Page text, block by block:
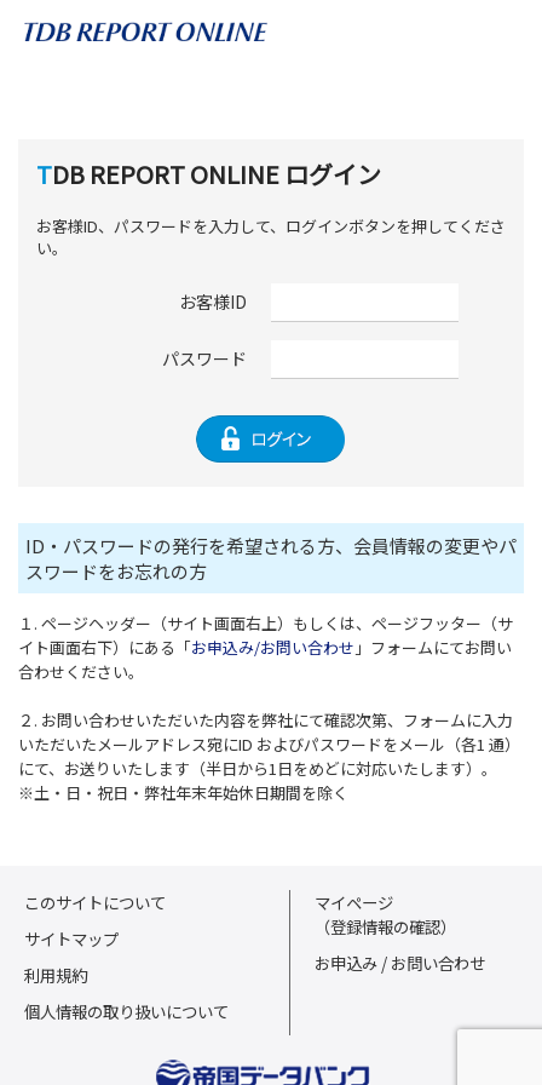
TDB REPORT ONLINE ログイン
お客様ID、パスワードを入力して、ログインボタンを押してくださ
い。
お客様ID
パスワード
ID・パスワードの発行を希望される方、会員情報の変更やパ
スワードをお忘れの方
１. ページヘッダー（サイト画面右上）もしくは、ページフッター（サ
イト画面右下）にある「お申込み/お問い合わせ 」フォームにてお問い
合わせください。
２. お問い合わせいただいた内容を弊社にて確認次第、フォームに入力
いただいたメールアドレス宛にID およびパスワードをメール（各1 通）
にて、お送りいたします（半日から1日をめどに対応いたします）。
※土・日・祝日・弊社年末年始休日期間を除く
このサイトについて
サイトマップ
利用規約
個人情報の取り扱いについて
マイページ
（登録情報の確認）
お申込み / お問い合わせ